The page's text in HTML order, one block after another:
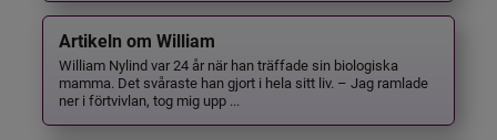
Artikeln om William
William Nylind var 24 år när han träffade sin biologiska
mamma. Det svåraste han gjort i hela sitt liv. – Jag ramlade
ner i förtvivlan, tog mig upp ...